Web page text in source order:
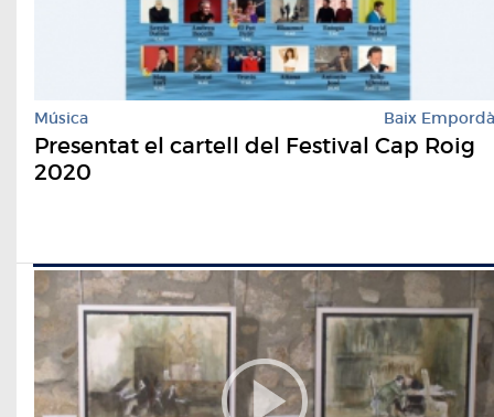
Música Baix Empordà
Presentat el cartell del Festival Cap Roig
2020